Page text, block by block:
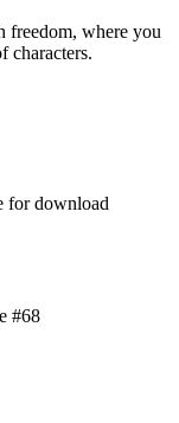
freedom, where you
characters.
for download
#68